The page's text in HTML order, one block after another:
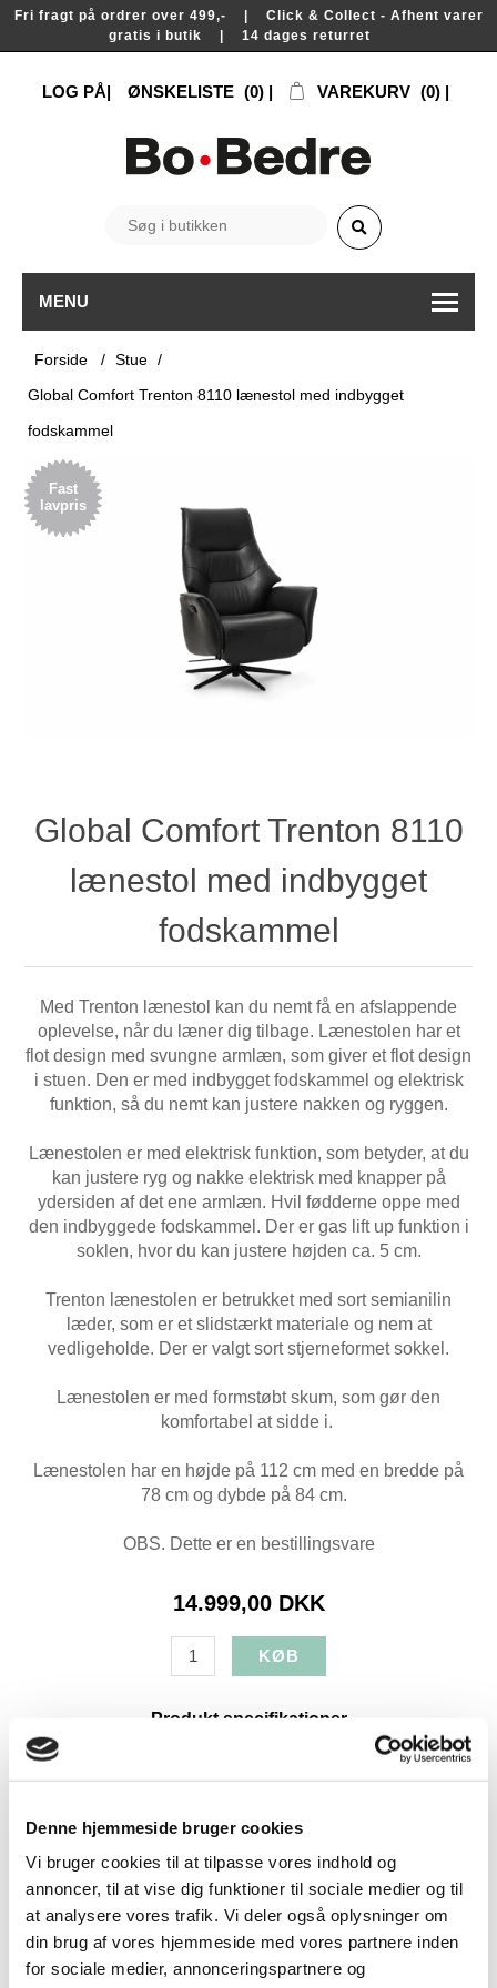
Denne hjemmeside bruger cookies
Vi bruger cookies til at tilpasse vores indhold og
annoncer, til at vise dig funktioner til sociale medier og til
at analysere vores trafik. Vi deler også oplysninger om
din brug af vores hjemmeside med vores partnere inden
for sociale medier, annonceringspartnere og
Fri fragt på ordrer over 499,- | Click & Collect - Afhent varer
gratis i butik | 14 dages returret
LOG PÅ ØNSKELISTE (0) VAREKURV (0)
MENU
Forside / Stue /
Global Comfort Trenton 8110 lænestol med indbygget
fodskammel
Fast
lavpris
Global Comfort Trenton 8110
lænestol med indbygget
fodskammel
Med Trenton lænestol kan du nemt få en afslappende
oplevelse, når du læner dig tilbage. Lænestolen har et
flot design med svungne armlæn, som giver et flot design
i stuen. Den er med indbygget fodskammel og elektrisk
funktion, så du nemt kan justere nakken og ryggen.
Lænestolen er med elektrisk funktion, som betyder, at du
kan justere ryg og nakke elektrisk med knapper på
ydersiden af det ene armlæn. Hvil fødderne oppe med
den indbyggede fodskammel. Der er gas lift up funktion i
soklen, hvor du kan justere højden ca. 5 cm.
Trenton lænestolen er betrukket med sort semianilin
læder, som er et slidstærkt materiale og nem at
vedligeholde. Der er valgt sort stjerneformet sokkel.
Lænestolen er med formstøbt skum, som gør den
komfortabel at sidde i.
Lænestolen har en højde på 112 cm med en bredde på
78 cm og dybde på 84 cm.
OBS. Dette er en bestillingsvare
14.999,00 DKK
Produkt specifikationer
Højde:112
Bredde:78
Dybde:84
Levering:+4 uger